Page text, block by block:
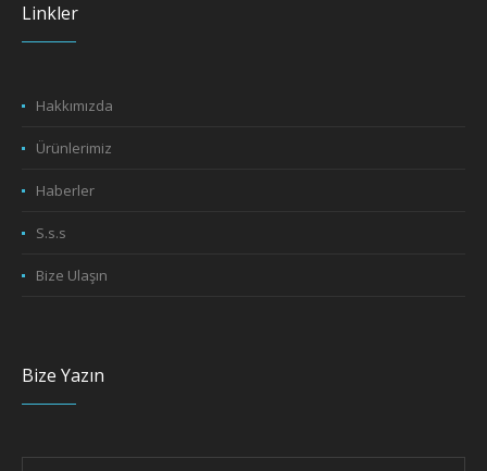
Linkler
Hakkımızda
Ürünlerimiz
Haberler
S.s.s
Bize Ulaşın
Bize Yazın